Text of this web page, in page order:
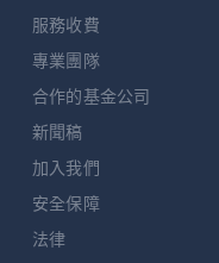
服務收費
專業團隊
合作的基金公司
新聞稿
加入我們
安全保障
法律